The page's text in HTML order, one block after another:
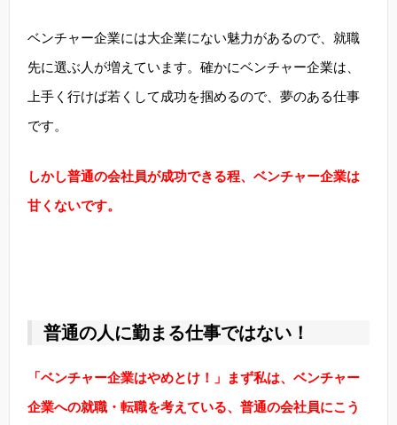
ベンチャー企業には大企業にない魅力があるので、就職
先に選ぶ人が増えています。確かにベンチャー企業は、
上手く行けば若くして成功を掴めるので、夢のある仕事
です。
しかし普通の会社員が成功できる程、ベンチャー企業は
甘くないです。
普通の人に勤まる仕事ではない！
「ベンチャー企業はやめとけ！」まず私は、ベンチャー
企業への就職・転職を考えている、普通の会社員にこう